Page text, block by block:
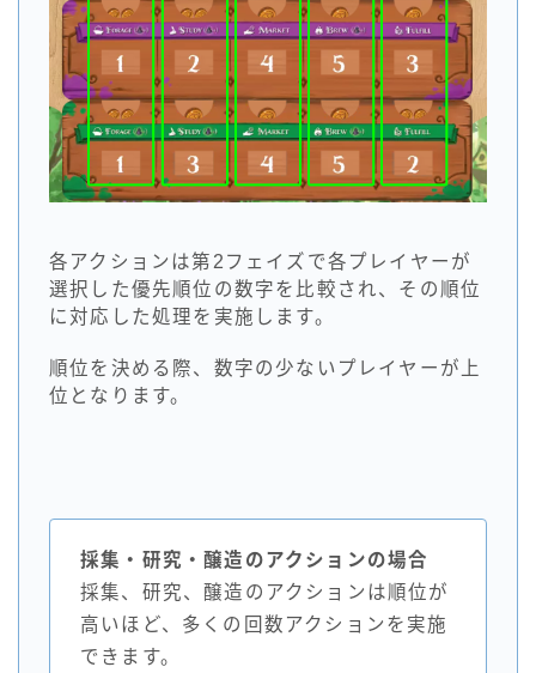
各アクションは第2フェイズで各プレイヤーが
選択した優先順位の数字を比較され、その順位
に対応した処理を実施します。
順位を決める際、数字の少ないプレイヤーが上
位となります。
採集・研究・醸造のアクションの場合
採集、研究、醸造のアクションは順位が
高いほど、多くの回数アクションを実施
できます。